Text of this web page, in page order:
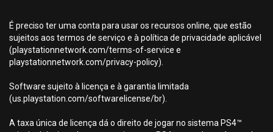
É preciso ter uma conta para usar os recursos online, que estão
sujeitos aos termos de serviço e à política de privacidade aplicável
(playstationnetwork.com/terms-of-service e
playstationnetwork.com/privacy-policy).
Software sujeito à licença e à garantia limitada
(us.playstation.com/softwarelicense/br).
A taxa única de licença dá o direito de jogar no sistema PS4™